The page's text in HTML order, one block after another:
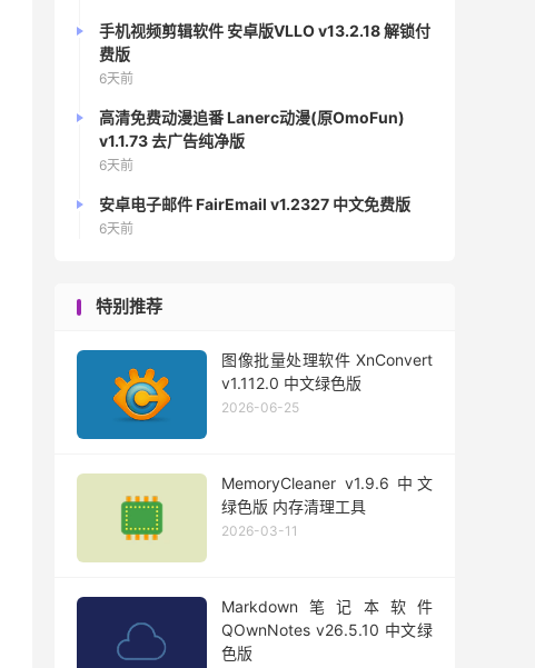
手机视频剪辑软件 安卓版VLLO v13.2.18 解锁付
费版
6天前
高清免费动漫追番 Lanerc动漫(原OmoFun)
v1.1.73 去广告纯净版
6天前
安卓电子邮件 FairEmail v1.2327 中文免费版
6天前
特别推荐
图像批量处理软件 XnConvert
v1.112.0 中文绿色版
2026-06-25
MemoryCleaner v1.9.6 中文
绿色版 内存清理工具
2026-03-11
Markdown笔记本软件
QOwnNotes v26.5.10 中文绿
色版